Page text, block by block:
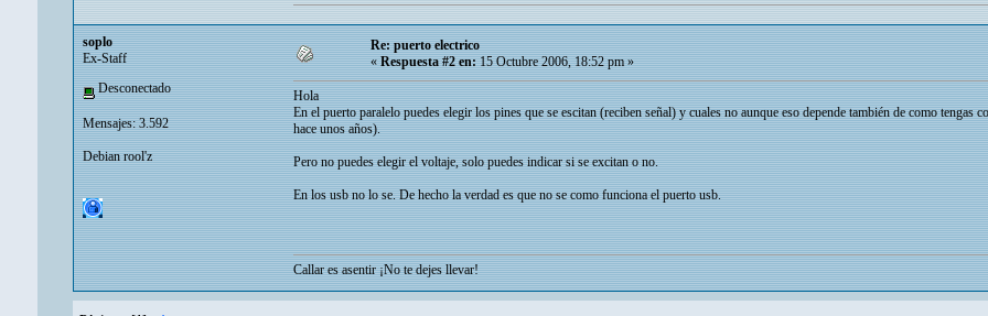
soplo
Ex-Staff
Desconectado
Mensajes: 3.592
Debian rool'z
Re: puerto electrico
«Respuesta #2 en:15 Octubre 2006, 18:52 pm »
Hola
En el puerto paralelo puedes elegir los pines que se escitan (reciben señal) y cuales no aunque eso depende también de como
hace unos años).
Pero no puedes elegir el voltaje, solo puedes indicar si se excitan o no.
En los usb no lo se. De hecho la verdad es que no se como funciona el puerto usb.
Callar es asentir ¡No te dejes llevar!